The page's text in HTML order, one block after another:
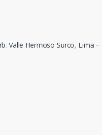
Valle Hermoso Surco, Lima –